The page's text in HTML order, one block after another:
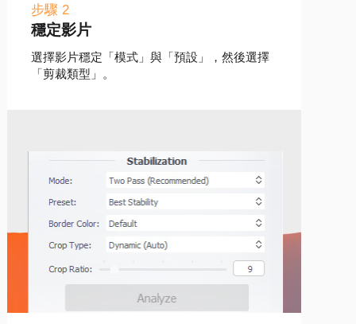
步驟 2
穩定影片
選擇影片穩定「模式」與「預設」，然後選擇
「剪裁類型」。